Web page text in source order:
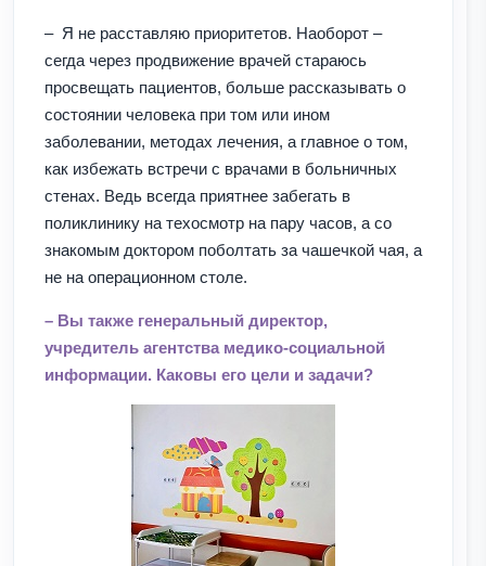
– Я не расставляю приоритетов. Наоборот –
сегда через продвижение врачей стараюсь
просвещать пациентов, больше рассказывать о
состоянии человека при том или ином
заболевании, методах лечения, а главное о том,
как избежать встречи с врачами в больничных
стенах. Ведь всегда приятнее забегать в
поликлинику на техосмотр на пару часов, а со
знакомым доктором поболтать за чашечкой чая, а
не на операционном столе.
– Вы также генеральный директор,
учредитель агентства медико-социальной
информации. Каковы его цели и задачи?